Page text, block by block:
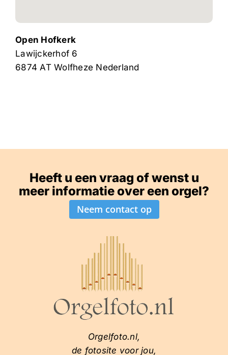
Open Hofkerk
Lawijckerhof 6
6874 ATWolfheze Nederland
Heeft u een vraag of wenst u
meer informatie over een orgel?
Neem contact op
Orgelfoto.nl,
de fotosite voor jou,